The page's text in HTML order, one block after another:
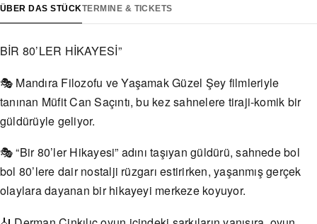
ÜBER DAS STÜCKTERMINE & TICKETS
BİR 80’LER HİKAYESİ”
🎭 Mandıra Filozofu ve Yaşamak Güzel Şey filmleriyle
tanınan Müfit Can Saçıntı, bu kez sahnelere tiraji-komik bir
güldürüyle geliyor.
🎭 “Bir 80’ler Hikayesi” adını taşıyan güldürü, sahnede bol
bol 80’lere dair nostalji rüzgarı estirirken, yaşanmış gerçek
olaylara dayanan bir hikayeyi merkeze koyuyor.